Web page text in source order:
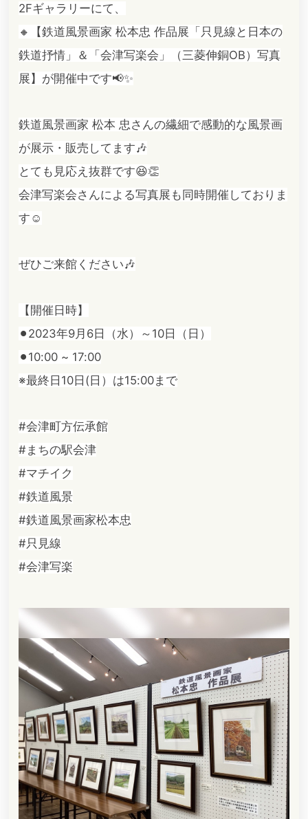
2Fギャラリーにて、
🔸【鉄道風景画家 松本忠 作品展「只見線と日本の
鉄道抒情」＆「会津写楽会」（三菱伸銅OB）写真
展】が開催中です📢✨
鉄道風景画家 松本 忠さんの繊細で感動的な風景画
が展示・販売してます🎶
とても見応え抜群です😆👏
会津写楽会さんによる写真展も同時開催しておりま
す☺️
ぜひご来館ください🎶
【開催日時】
⚫︎2023年9月6日（水）～10日（日）
⚫︎10:00 ~ 17:00
※最終日10日(日）は15:00まで
#会津町方伝承館
#まちの駅会津
#マチイク
#鉄道風景
#鉄道風景画家松本忠
#只見線
#会津写楽